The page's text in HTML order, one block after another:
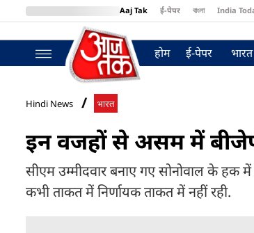
Aaj Tak ई-पेपर বাংলা India
BT Bazaar
होम ई-पेपर भारत
Hindi News भारत
इन वजहों से असम में
सीएम उम्मीदवार बनाए गए सोनोवाल के हक
कभी ताकत में निर्णायक ताकत में नहीं रही.